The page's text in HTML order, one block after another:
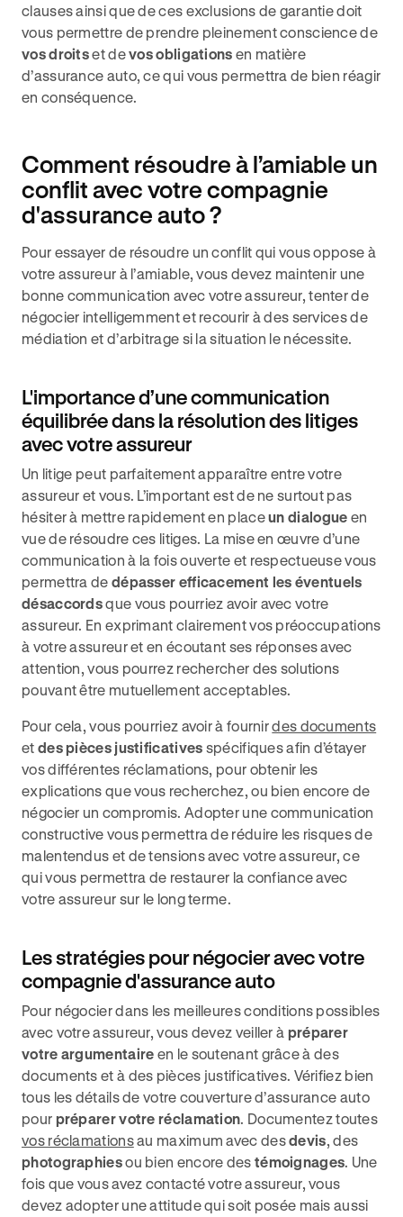
clauses ainsi que de ces exclusions de garantie doit
vous permettre de prendre pleinement conscience de
vos droitset devos obligations en matière
d’assurance auto, ce qui vous permettra de bien réagir
en conséquence.
Comment résoudre à l’amiable un
conflit avec votre compagnie
d'assurance auto ?
Pour essayer de résoudre un conflit qui vous oppose à
votre assureur à l’amiable, vous devez maintenir une
bonne communication avec votre assureur, tenter de
négocier intelligemment et recourir à des services de
médiation et d’arbitrage si la situation le nécessite.
L'importance d’une communication
équilibrée dans la résolution des litiges
avec votre assureur
Un litige peut parfaitement apparaître entre votre
assureur et vous. L’important est de ne surtout pas
hésiter à mettre rapidement en placeun dialogue en
vue de résoudre ces litiges. La mise en œuvre d’une
communication à la fois ouverte et respectueuse vous
permettra de dépasser efficacement les éventuels
désaccordsque vous pourriez avoir avec votre
assureur. En exprimant clairement vos préoccupations
à votre assureur et en écoutant ses réponses avec
attention, vous pourrez rechercher des solutions
pouvant être mutuellement acceptables.
Pour cela, vous pourriez avoir à fournirdes documents
et des pièces justificatives spécifiques afin d’étayer
vos différentes réclamations, pour obtenir les
explications que vous recherchez, ou bien encore de
négocier un compromis. Adopter une communication
constructive vous permettra de réduire les risques de
malentendus et de tensions avec votre assureur, ce
qui vous permettra de restaurer la confiance avec
votre assureur sur le long terme.
Les stratégies pour négocier avec votre
compagnie d'assurance auto
Pour négocier dans les meilleures conditions possibles
avec votre assureur, vous devez veiller à préparer
votre argumentaire en le soutenant grâce à des
documents et à des pièces justificatives. Vérifiez bien
tous les détails de votre couverture d’assurance auto
pour préparer votre réclamation. Documentez toutes
vos réclamationsau maximum avec desdevis, des
photographiesou bien encore des témoignages. Une
fois que vous avez contacté votre assureur, vous
devez adopter une attitude qui soit posée mais aussi